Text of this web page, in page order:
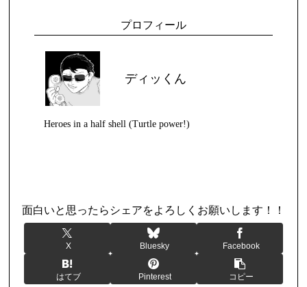
プロフィール
ディッくん
Heroes in a half shell (Turtle power!)
面白いと思ったらシェアをよろしくお願いします！！
X Bluesky Facebook
はてブ Pinterest コピー